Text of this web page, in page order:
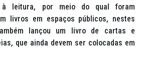
à leitura, por meio do qual foram
livros em espaços públicos, nestes
lançou um livro de cartas e
que ainda devem ser colocadas em